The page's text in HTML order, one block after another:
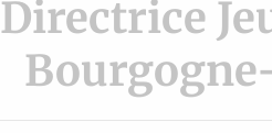
Directrice